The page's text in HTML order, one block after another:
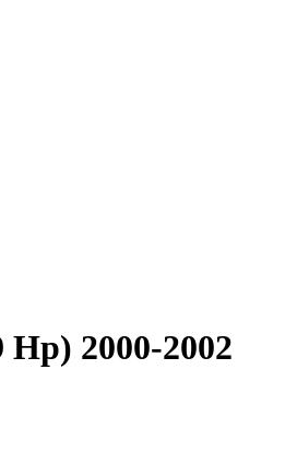
Hp) 2000-2002